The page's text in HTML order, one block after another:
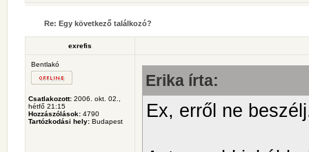
Re: Egy következő találkozó?
exrefis
Bentlakó
Csatlakozott: 2006. okt. 02.,
hétfő 21:15
Hozzászólások: 4790
Tartózkodási hely: Budapest
Erika írta:
Ex, erről ne